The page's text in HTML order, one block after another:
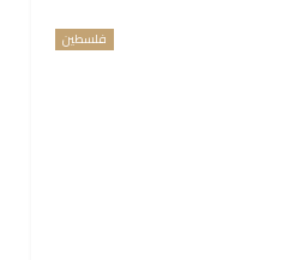
فلسطين